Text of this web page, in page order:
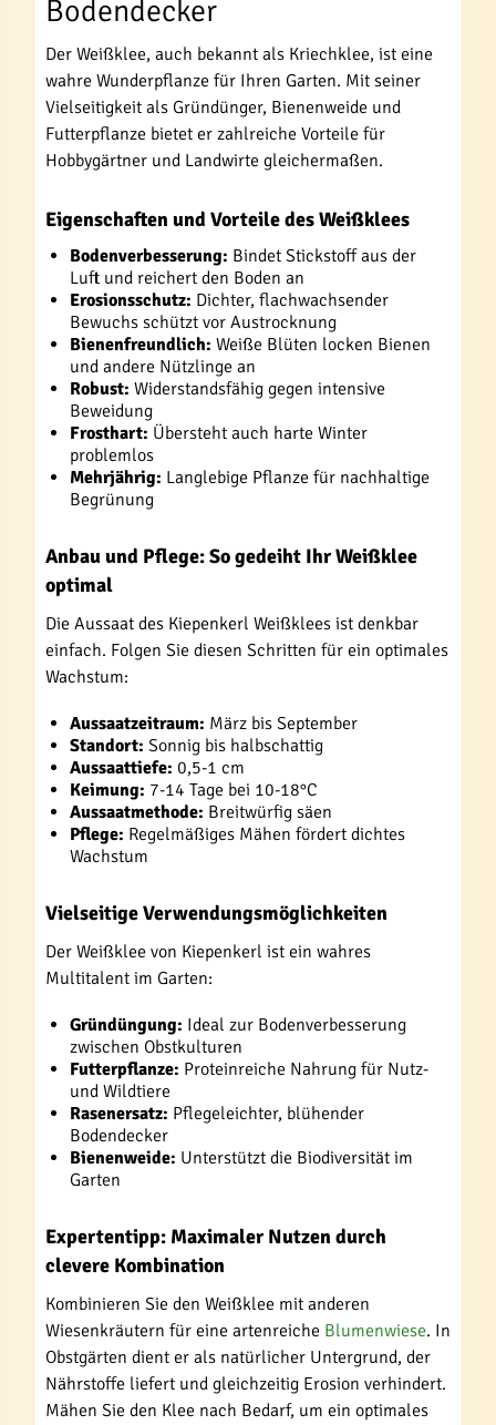
Bodendecker
Der Weißklee, auch bekannt als Kriechklee, ist eine
wahre Wunderpflanze für Ihren Garten. Mit seiner
Vielseitigkeit als Gründünger, Bienenweide und
Futterpflanze bietet er zahlreiche Vorteile für
Hobbygärtner und Landwirte gleichermaßen.
Eigenschaften und Vorteile des Weißklees
Bodenverbesserung: Bindet Stickstoff aus der
Luft und reichert den Boden an
Erosionsschutz: Dichter, flachwachsender
Bewuchs schützt vor Austrocknung
Bienenfreundlich: Weiße Blüten locken Bienen
und andere Nützlinge an
Robust: Widerstandsfähig gegen intensive
Beweidung
Frosthart: Übersteht auch harte Winter
problemlos
Mehrjährig: Langlebige Pflanze für nachhaltige
Begrünung
Anbau und Pflege: So gedeiht Ihr Weißklee
optimal
Die Aussaat des Kiepenkerl Weißklees ist denkbar
einfach. Folgen Sie diesen Schritten für ein optimales
Wachstum:
Aussaatzeitraum: März bis September
Standort: Sonnig bis halbschattig
Aussaattiefe: 0,5-1 cm
Keimung: 7-14 Tage bei 10-18°C
Aussaatmethode: Breitwürfig säen
Pflege: Regelmäßiges Mähen fördert dichtes
Wachstum
Vielseitige Verwendungsmöglichkeiten
Der Weißklee von Kiepenkerl ist ein wahres
Multitalent im Garten:
Gründüngung: Ideal zur Bodenverbesserung
zwischen Obstkulturen
Futterpflanze: Proteinreiche Nahrung für Nutz-
und Wildtiere
Rasenersatz: Pflegeleichter, blühender
Bodendecker
Bienenweide: Unterstützt die Biodiversität im
Garten
Expertentipp: Maximaler Nutzen durch
clevere Kombination
Kombinieren Sie den Weißklee mit anderen
Wiesenkräutern für eine artenreiche Blumenwiese. In
Obstgärten dient er als natürlicher Untergrund, der
Nährstoffe liefert und gleichzeitig Erosion verhindert.
Mähen Sie den Klee nach Bedarf, um ein optimales